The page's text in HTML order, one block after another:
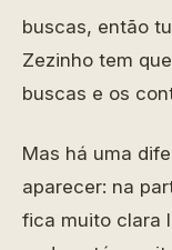
buscas, então
Zezinho tem
buscas e os
Mas há uma
aparecer: na
fica muito clara